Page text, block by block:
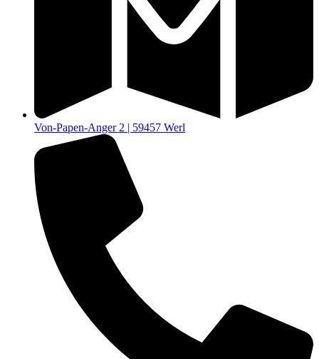
Von-Papen-Anger 2 | 59457 Werl